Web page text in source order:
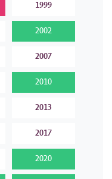
1999
2002
2007
2010
2013
2017
2020